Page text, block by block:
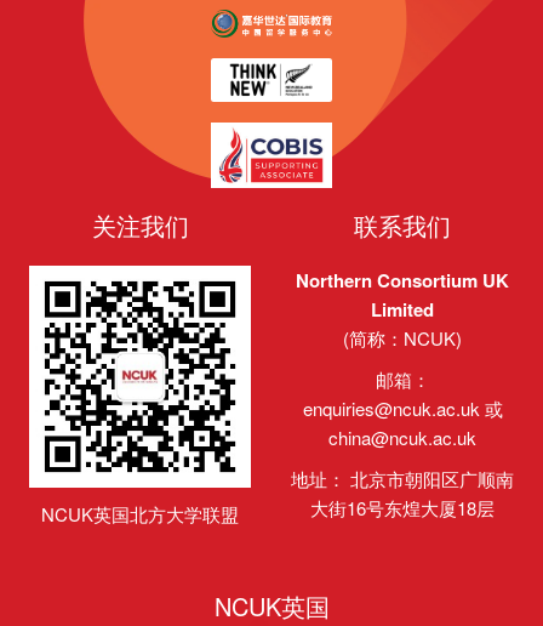
关注我们
NCUK英国北方大学联盟
联系我们
Northern Consortium UK
Limited
(简称：NCUK)
邮箱：
enquiries@ncuk.ac.uk或
china@ncuk.ac.uk
地址： 北京市朝阳区广顺南
大街16号东煌大厦18层
NCUK英国